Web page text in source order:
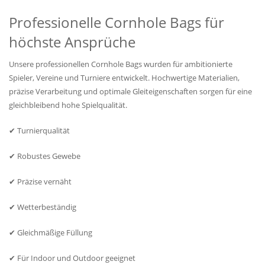
Professionelle Cornhole Bags für
höchste Ansprüche
Unsere professionellen Cornhole Bags wurden für ambitionierte
Spieler, Vereine und Turniere entwickelt. Hochwertige Materialien,
präzise Verarbeitung und optimale Gleiteigenschaften sorgen für eine
gleichbleibend hohe Spielqualität.
✔ Turnierqualität
✔ Robustes Gewebe
✔ Präzise vernäht
✔ Wetterbeständig
✔ Gleichmäßige Füllung
✔ Für Indoor und Outdoor geeignet